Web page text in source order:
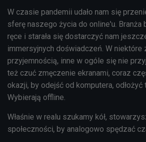
W czasie pandemii udało nam się
sferę naszego życia do online'u. Branża
ręce i starała się dostarczyć nam
immersyjnych doświadczeń. W
przyjemnością, inne w ogóle się nie
też czuć zmęczenie ekranami, coraz
okazji, by odejść od komputera,
Wybierają offline.
Właśnie w realu szukamy kół,
społeczności, by analogowo spędzać